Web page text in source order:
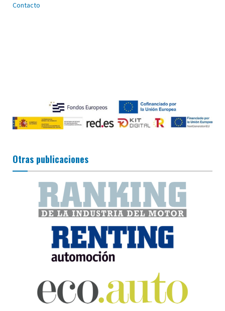
Contacto
Otras publicaciones